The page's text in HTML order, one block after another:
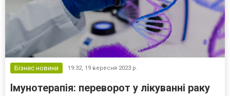
Бізнес новини 19:32, 19 вересня 2023 р.
Імунотерапія: переворот у лікуванні раку